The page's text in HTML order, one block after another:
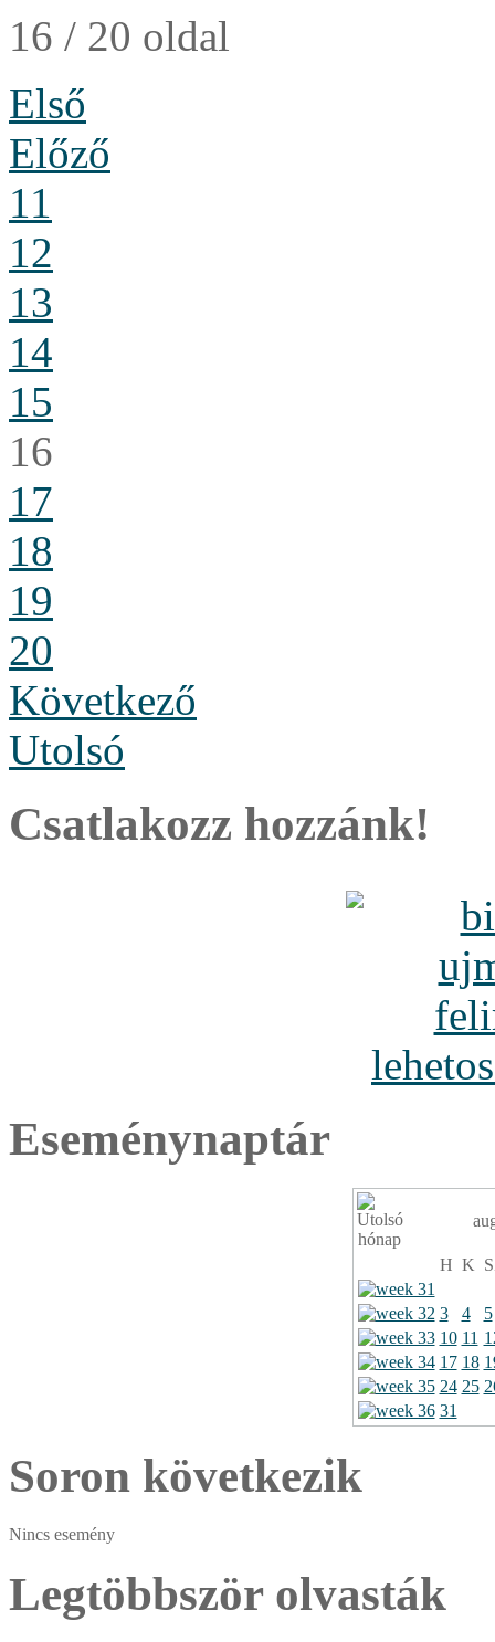
16 / 20 oldal
Első
Előző
11
12
13
14
15
16
17
18
19
20
Következő
Utolsó
Csatlakozz hozzánk!
Eseménynaptár
H K
3 4
5
10 11
17 18
24 25
31
Soron következik
Nincs esemény
Legtöbbször olvasták